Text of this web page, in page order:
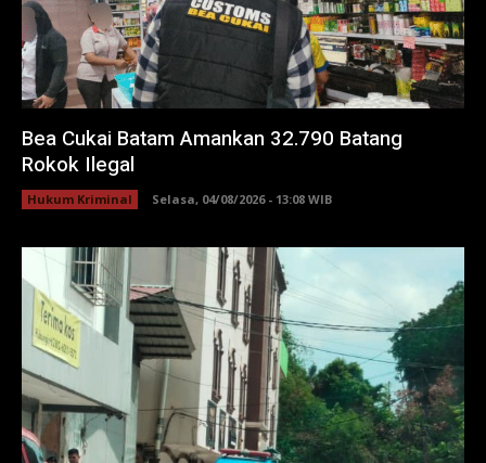
Bea Cukai Batam Amankan 32.790 Batang
Rokok Ilegal
Hukum Kriminal Selasa, 04/08/2026 - 13:08 WIB